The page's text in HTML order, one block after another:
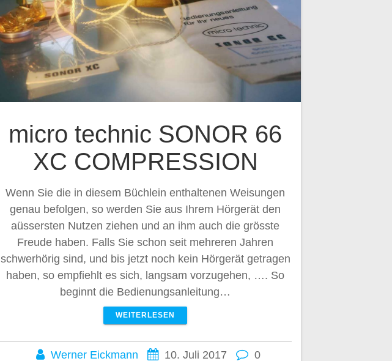
micro technic SONOR 66
XC COMPRESSION
Wenn Sie die in diesem Büchlein enthaltenen Weisungen
genau befolgen, so werden Sie aus Ihrem Hörgerät den
aüssersten Nutzen ziehen und an ihm auch die grösste
Freude haben. Falls Sie schon seit mehreren Jahren
schwerhörig sind, und bis jetzt noch kein Hörgerät getragen
haben, so empfiehlt es sich, langsam vorzugehen, …. So
beginnt die Bedienungsanleitung…
WEITERLESEN
Werner Eickmann 10. Juli 2017 0